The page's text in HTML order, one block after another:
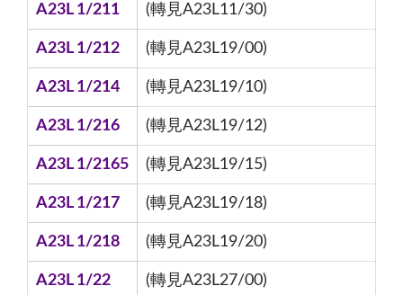
A23L 1/211 (轉見A23L11/30)
A23L 1/212 (轉見A23L19/00)
A23L 1/214 (轉見A23L19/10)
A23L 1/216 (轉見A23L19/12)
A23L 1/2165 (轉見A23L19/15)
A23L 1/217 (轉見A23L19/18)
A23L 1/218 (轉見A23L19/20)
A23L 1/22 (轉見A23L27/00)